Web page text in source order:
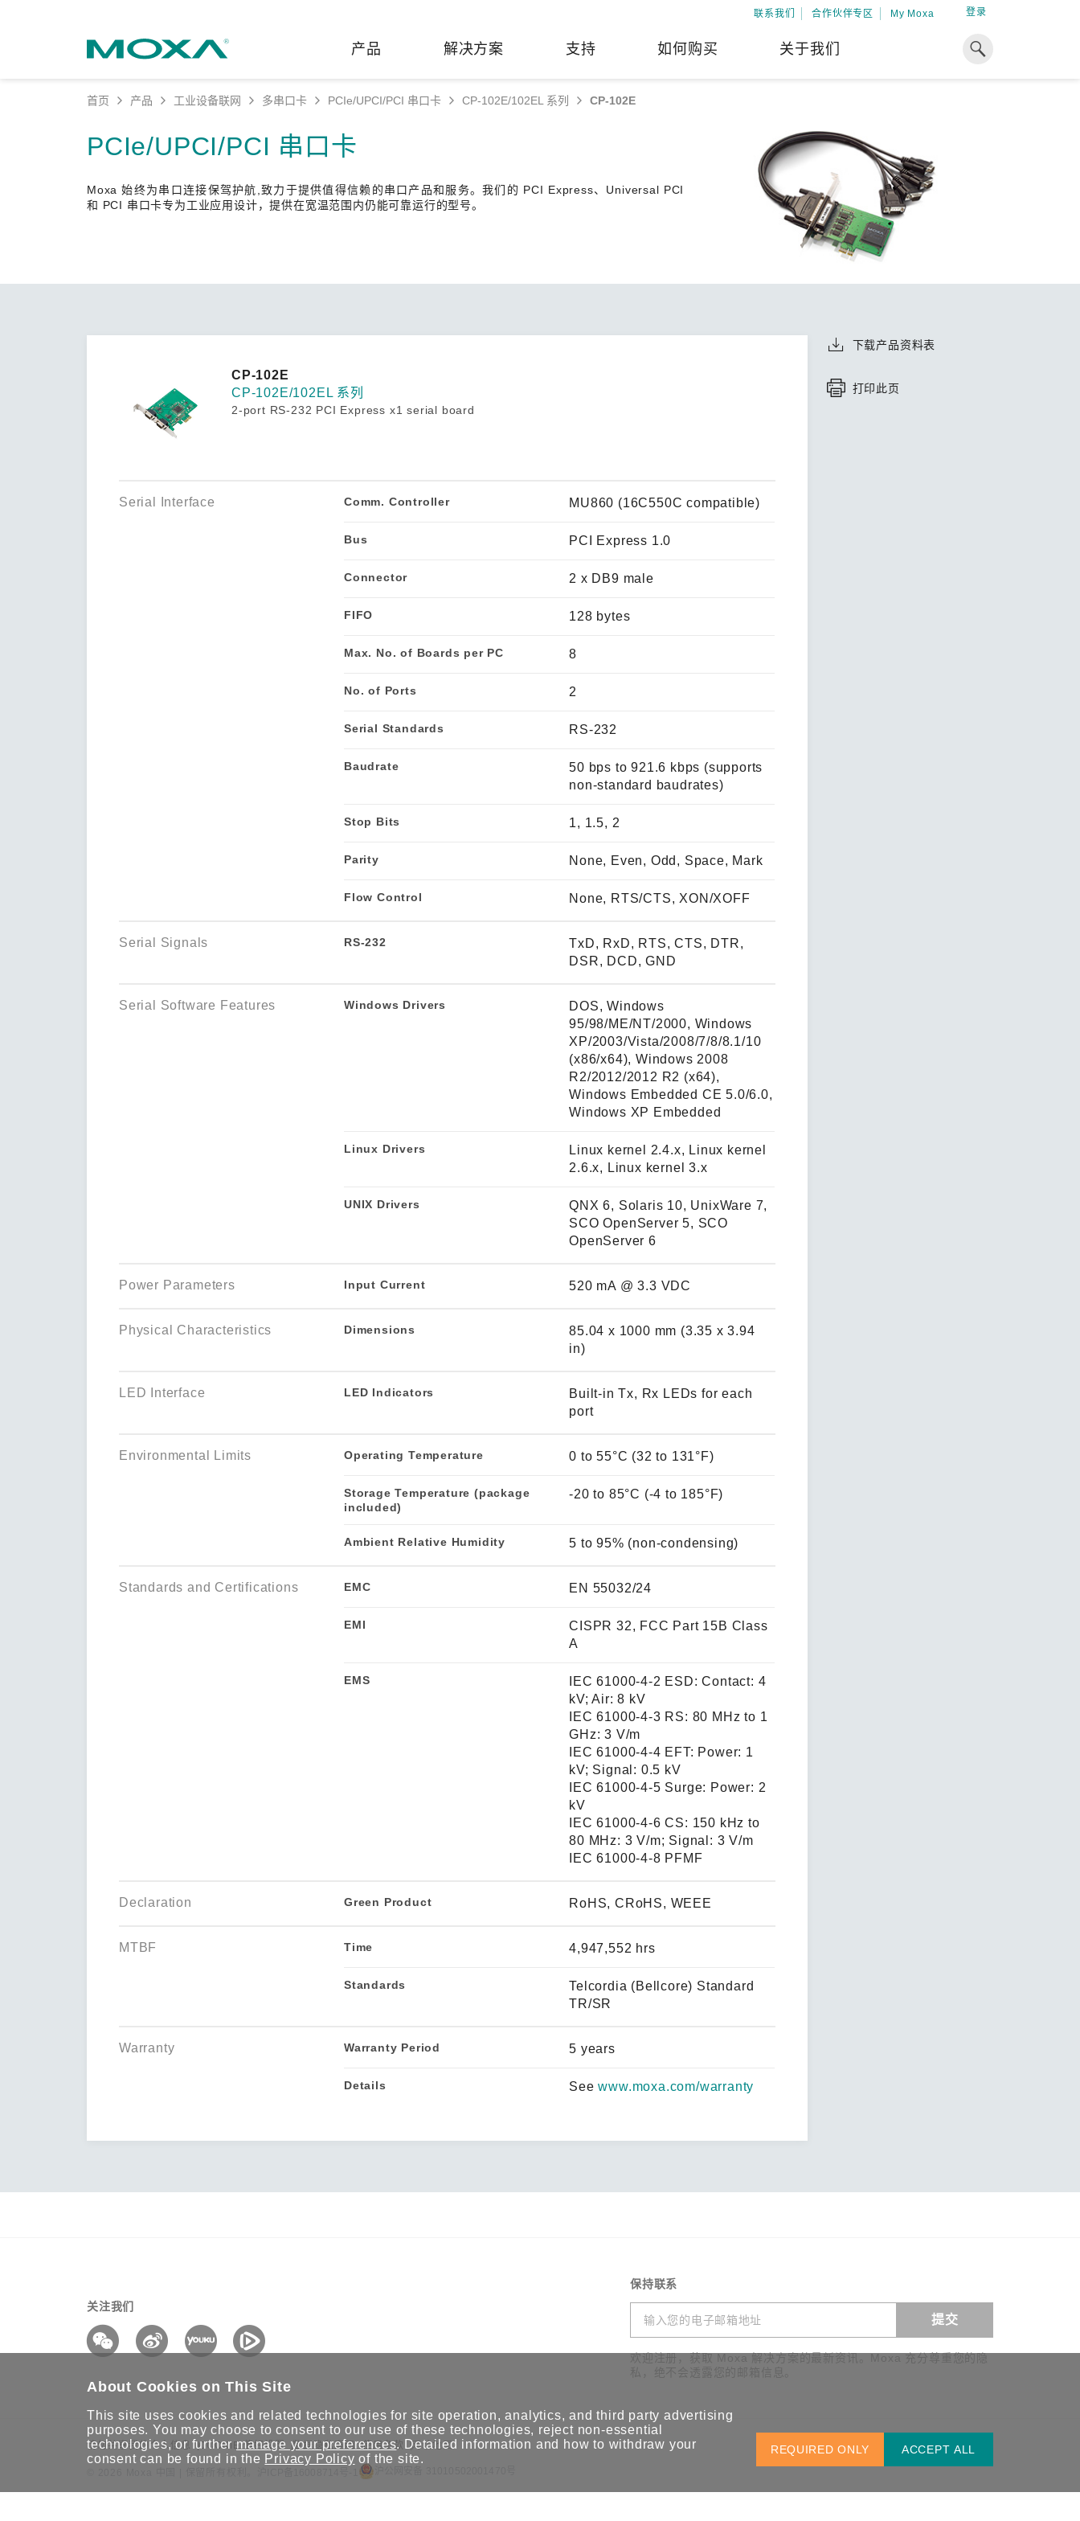
联系我们 合作伙伴专区 My Moxa 登录
产品
安全路由器
网络安全产品
串口转换器
x86 计算机
ARM 架构计算机
工业平板计算机
查看所有产品
解决方案
电力 全球专业经验，助力储能出海
凭借在全球能源领域深耕超过 15 年的专业
经验，Moxa 致力于成为中国企业值得信赖
技术新知
单对以太网 (SPE)
支持
产品 FAQs 保修条款
下载中心
案例
专家观点
如何购买 关于我们
缘起与创新
加入 Moxa
我们因优秀的员工而成长，因
共同的追求而凝聚。
了解更多
首页 产品 工业设备联网 多串口卡 PCIe/UPCI/PCI 串口卡 CP-102E/102EL 系列 CP-102E
PCIe/UPCI/PCI 串口卡
Moxa 始终为串口连接保驾护航,致力于提供值得信赖的串口产品和服务。我们的 PCI Express、Universal PCI
和 PCI 串口卡专为工业应用设计，提供在宽温范围内仍能可靠运行的型号。
CP-102E
CP-102E/102EL 系列
2-port RS-232 PCI Express x1 serial board
Serial Interface Comm. Controller MU860 (16C550C compatible)
Bus PCI Express 1.0
Connector 2 x DB9 male
FIFO 128 bytes
Max. No. of Boards per PC 8
No. of Ports 2
Serial Standards RS-232
Baudrate
50 bps to 921.6 kbps (supports
non-standard baudrates)
Stop Bits 1, 1.5, 2
Parity None, Even, Odd, Space, Mark
Flow Control None, RTS/CTS, XON/XOFF
Serial Signals RS-232
TxD, RxD, RTS, CTS, DTR,
DSR, DCD, GND
Serial Software Features Windows Drivers
DOS, Windows
95/98/ME/NT/2000, Windows
XP/2003/Vista/2008/7/8/8.1/10
(x86/x64), Windows 2008
R2/2012/2012 R2 (x64),
Windows Embedded CE 5.0/6.0,
Windows XP Embedded
Linux Drivers
Linux kernel 2.4.x, Linux kernel
2.6.x, Linux kernel 3.x
UNIX Drivers
QNX 6, Solaris 10, UnixWare 7,
SCO OpenServer 5, SCO
OpenServer 6
Power Parameters Input Current 520 mA @ 3.3 VDC
Physical Characteristics Dimensions
85.04 x 1000 mm (3.35 x 3.94
in)
LED Interface LED Indicators
Built-in Tx, Rx LEDs for each
port
Environmental Limits Operating Temperature 0 to 55°C (32 to 131°F)
Storage Temperature (package
included)
-20 to 85°C (-4 to 185°F)
Ambient Relative Humidity 5 to 95% (non-condensing)
Standards and Certifications EMC EN 55032/24
EMI
CISPR 32, FCC Part 15B Class
A
EMS
IEC 61000-4-2 ESD: Contact: 4
kV; Air: 8 kV
IEC 61000-4-3 RS: 80 MHz to 1
GHz: 3 V/m
IEC 61000-4-4 EFT: Power: 1
kV; Signal: 0.5 kV
IEC 61000-4-5 Surge: Power: 2
kV
IEC 61000-4-6 CS: 150 kHz to
80 MHz: 3 V/m; Signal: 3 V/m
IEC 61000-4-8 PFMF
Declaration Green Product RoHS, CRoHS, WEEE
MTBF Time 4,947,552 hrs
Standards
Telcordia (Bellcore) Standard
TR/SR
Warranty Warranty Period 5 years
Details Seewww.moxa.com/warranty
下载产品资料表
打印此页
关注我们
保持联系
提交
请勿共享我的个人信息 COOKIE 偏好设置 数据隐私声明 使用条款 网站地图 中国 / 简体中文
查看询价
About Cookies on This Site
This site uses cookies and related technologies for site operation, analytics, and third party advertising
purposes. You may choose to consent to our use of these technologies, reject non-essential
technologies, or furthermanage your preferences. Detailed information and how to withdraw your
consent can be found in the Privacy Policy of the site.
ACCEPT ALL
REQUIRED ONLY